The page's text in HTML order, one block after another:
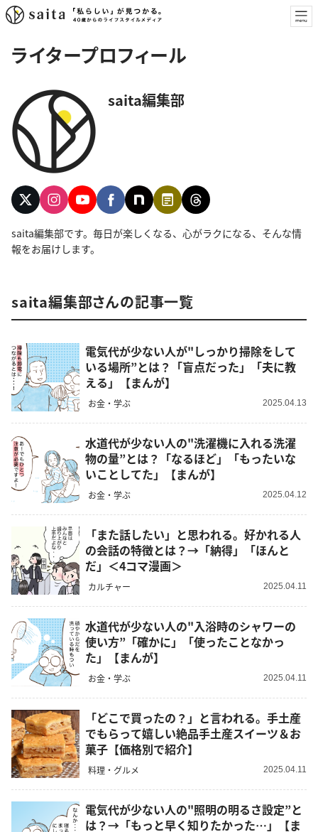
ライタープロフィール
saita編集部
saita編集部です。毎日が楽しくなる、心がラクになる、そんな情
報をお届けします。
saita編集部さんの記事一覧
電気代が少ない人が"しっかり掃除をして
いる場所”とは？「盲点だった」「夫に教
える」【まんが】
お金・学ぶ 2025.04.13
水道代が少ない人の"洗濯機に入れる洗濯
物の量”とは？「なるほど」「もったいな
いことしてた」【まんが】
お金・学ぶ 2025.04.12
「また話したい」と思われる。好かれる人
の会話の特徴とは？→「納得」「ほんと
だ」＜4コマ漫画＞
カルチャー 2025.04.11
水道代が少ない人の"入浴時のシャワーの
使い方”「確かに」「使ったことなかっ
た」【まんが】
お金・学ぶ 2025.04.11
「どこで買ったの？」と言われる。手土産
でもらって嬉しい絶品手土産スイーツ＆お
菓子【価格別で紹介】
料理・グルメ 2025.04.11
電気代が少ない人の"照明の明るさ設定”と
は？→「もっと早く知りたかった…」【ま